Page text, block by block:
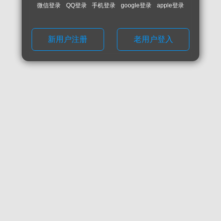
微信登录 QQ登录 手机登录 google登录 apple登录
新用户注册 老用户登入